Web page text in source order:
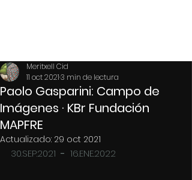
Paolo Gasparini: Campo de
Imágenes · KBr Fundación
MAPFRE
Meritxell Cid
11 oct 20213 min de lectura
Actualizado: 29 oct 2021
30.SEP.2021 - 16.ENE.2022